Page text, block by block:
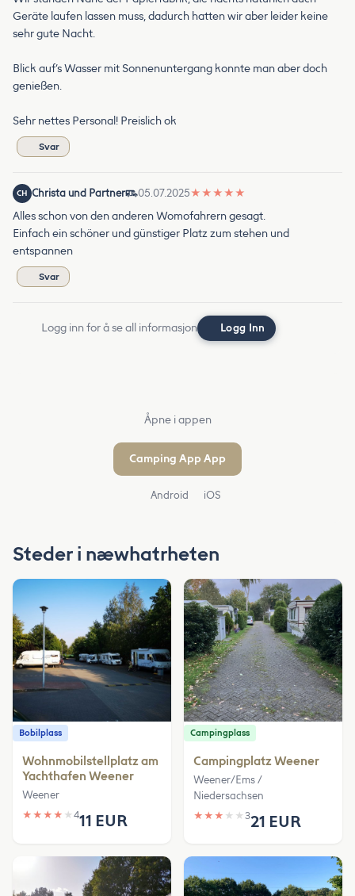
Geräte laufen lassen muss, dadurch hatten wir aber leider keine
sehr gute Nacht.
Blick auf‘s Wasser mit Sonnenuntergang konnte man aber doch
genießen.
Sehr nettes Personal! Preislich ok
Svar
CH Christa und Partner 05.07.2025★ ★ ★ ★ ★
Alles schon von den anderen Womofahrern gesagt.
Einfach ein schöner und günstiger Platz zum stehen und
entspannen
Svar
Logg inn for å se all informasjon Logg Inn
Åpne i appen
Camping App App
Android iOS
Steder i næwhatrheten
Bobilplass
Wohnmobilstellplatz am
Yachthafen Weener
Weener
★ ★ ★ ★ ★ 411 EUR
Campingplass
Campingplatz Weener
Weener/Ems /
Niedersachsen
★ ★ ★ ★ ★ 321 EUR